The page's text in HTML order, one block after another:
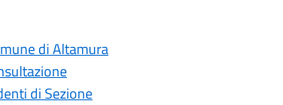
di Altamura
di Sezione